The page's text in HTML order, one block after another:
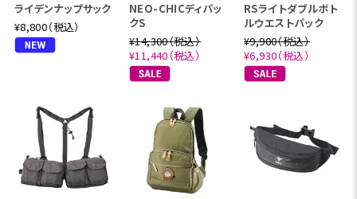
ライデンナップサック
¥8,800（税込）
NEO-CHICディパッ
クS
¥14,300（税込）
¥11,440（税込）
RSライトダブルボト
ルウエストパック
¥9,900（税込）
¥6,930（税込）